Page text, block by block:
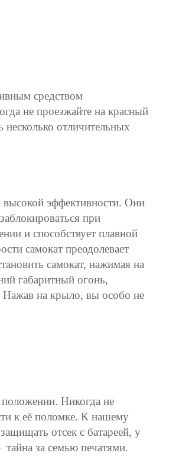
средством
не проезжайте на красный
отличительных
высокой эффективности. Они
при
и способствует плавной
самокат преодолевает
самокат, нажимая на
габаритный огонь,
Нажав на крыло, вы особо не
Никогда не
к её поломке. К нашему
отсек с батареей, у
за семью печатями.